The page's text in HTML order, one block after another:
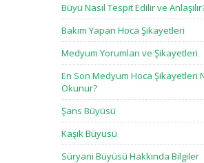
Büyü Nasıl Tespit Edilir ve
Bakım Yapan Hoca Şikayetleri
Medyum Yorumları ve Şikayetleri
En Son Medyum Hoca Şikayetleri
Okunur?
Şans Büyüsü
Kaşık Büyüsü
Süryani Büyüsü Hakkında Bilgiler